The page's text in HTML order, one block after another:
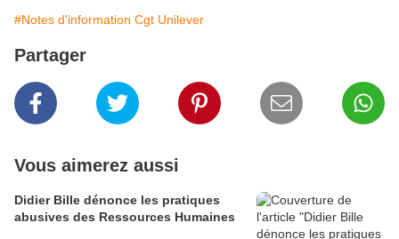
#Notes d'information Cgt Unilever
Partager
Vous aimerez aussi
Didier Bille dénonce les pratiques
abusives des Ressources Humaines